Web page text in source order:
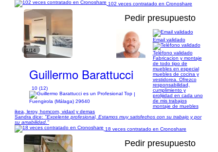
102 veces contratado en Cronoshare
1/14
Pedir presupuesto
Guillermo Barattucci
10 (12)
|
Fuengirola (Málaga) 29640
Email validado
Teléfono validado
Fabricacion y montaje
de todo tipo de
muebles en especial
muebles de cocina y
vestidorea. Ofrezco
responsabilidad,
cumplimiento y
prolijidad en cada uno
de mis trabajos
montaje de muebles
ikea, leroy, homcom, vidaxl y demas
Sandra dice: "Excelente profesional, Estamos muy satisfechos con su trabajo y por
su amabilidad."
18 veces contratado en Cronoshare
Pedir presupuesto